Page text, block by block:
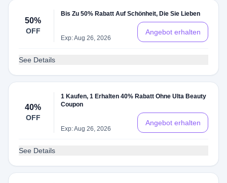
50%
OFF
Bis Zu 50% Rabatt Auf Schönheit, Die Sie Lieben
Exp: Aug 26, 2026
Angebot erhalten
See Details
40%
OFF
1 Kaufen, 1 Erhalten 40% Rabatt Ohne Ulta Beauty
Coupon
Exp: Aug 26, 2026
Angebot erhalten
See Details